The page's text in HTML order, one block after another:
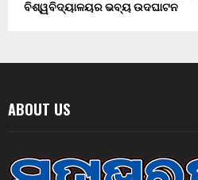
ବିଶ୍ୱବିଦ୍ୟାଳୟର ଭବ୍ୟ ଉଦଘାଟନ
ABOUT US